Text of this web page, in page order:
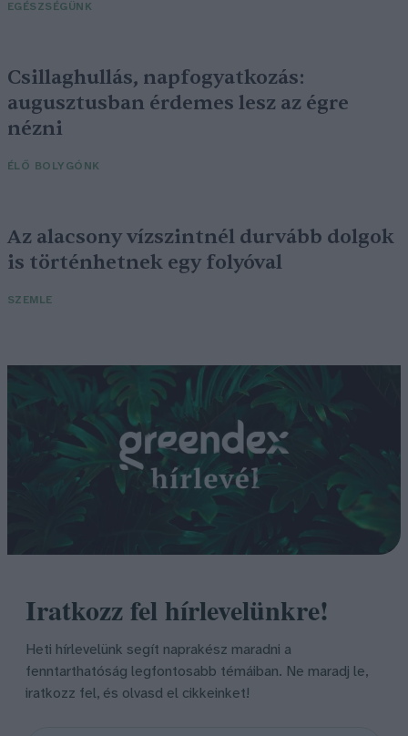
EGÉSZSÉGÜNK
Csillaghullás, napfogyatkozás:
augusztusban érdemes lesz az égre
nézni
ÉLŐ BOLYGÓNK
Az alacsony vízszintnél durvább dolgok
is történhetnek egy folyóval
SZEMLE
Iratkozz fel hírlevelünkre!
Heti hírlevelünk segít naprakész maradni a
fenntarthatóság legfontosabb témáiban. Ne maradj le,
iratkozz fel, és olvasd el cikkeinket!